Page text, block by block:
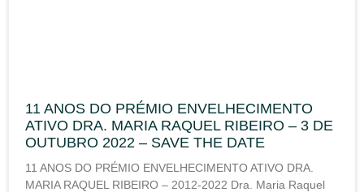
11 ANOS DO PRÉMIO ENVELHECIMENTO
ATIVO DRA. MARIA RAQUEL RIBEIRO – 3 DE
OUTUBRO 2022 – SAVE THE DATE
11 ANOS DO PRÉMIO ENVELHECIMENTO ATIVO DRA.
MARIA RAQUEL RIBEIRO – 2012-2022 Dra. Maria Raquel